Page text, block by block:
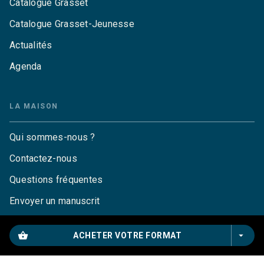
shopping_basket ACHETER VOTRE FORMAT arrow_drop_down
Catalogue Grasset
Catalogue Grasset-Jeunesse
Actualités
Agenda
LA MAISON
Qui sommes-nous ?
Contactez-nous
Questions fréquentes
Envoyer un manuscrit
Droits